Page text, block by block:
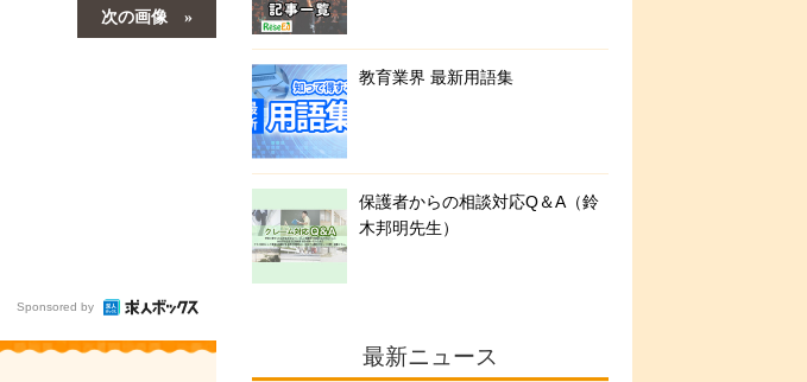
次の画像
Sponsored by
教育業界 最新用語集
保護者からの相談対応Q＆A（鈴
木邦明先生）
最新ニュース